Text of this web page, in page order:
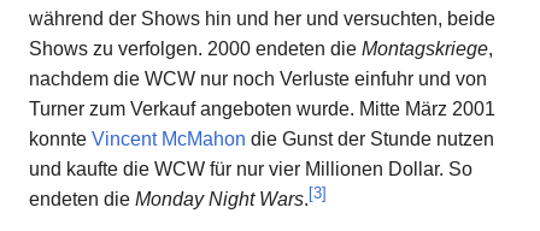
während der Shows hin und her und versuchten, beide
Shows zu verfolgen. 2000 endeten die Montagskriege,
nachdem die WCW nur noch Verluste einfuhr und von
Turner zum Verkauf angeboten wurde. Mitte März 2001
konnte Vincent McMahon die Gunst der Stunde nutzen
und kaufte die WCW für nur vier Millionen Dollar. So
endeten die Monday Night Wars.[3]